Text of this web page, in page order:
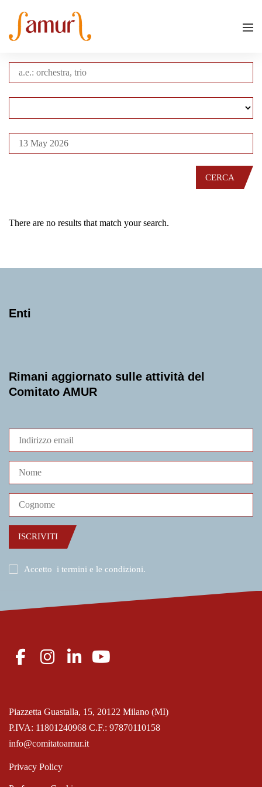
CERCA
There are no results that match your search.
Enti
Rimani aggiornato sulle attività del
Comitato AMUR
ISCRIVITI
Accetto i termini e le condizioni.
P.IVA: 11801240968 C.F.: 97870110158
Piazzetta Guastalla, 15, 20122 Milano (MI)
info@comitatoamur.it
Privacy Policy